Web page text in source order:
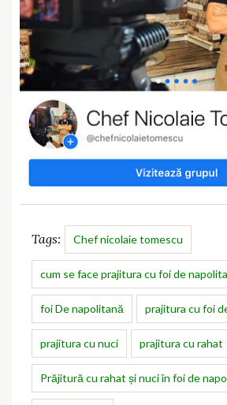
Tags: Chef nicolaie tomescu
cum se face prajitura cu foi de
foi De napolitană prajitura cu foi
prajitura cu nuci prajitura cu rahat
Prăjitură cu rahat și nuci în foi de